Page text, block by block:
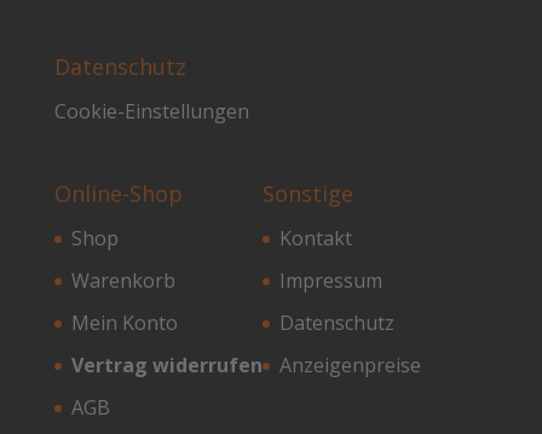
Datenschutz
Cookie-Einstellungen
Online-Shop
Shop
Warenkorb
Mein Konto
Vertrag widerrufen
AGB
Sonstige
Kontakt
Impressum
Datenschutz
Anzeigenpreise